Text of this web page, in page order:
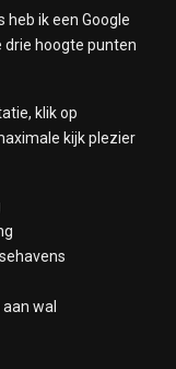
heb ik een Google
drie hoogte punten
klik op
kijk plezier
wal